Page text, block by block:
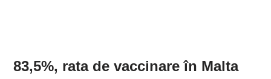
83,5%, rata de vaccinare în Malta